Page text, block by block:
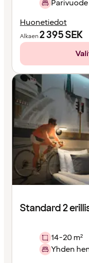
Parivuode
Huonetiedot
Alkaen2 395SEK
Standard 2
14-20 m²
Yhden